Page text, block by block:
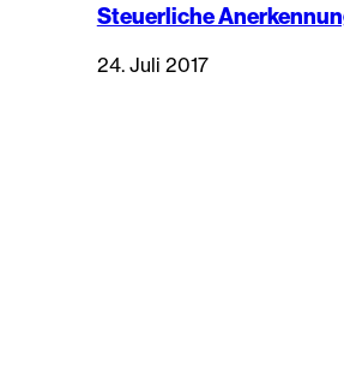
Steuerliche
24. Juli 2017